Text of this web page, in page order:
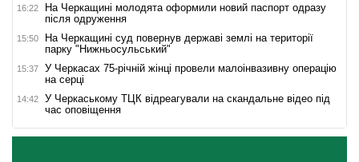
16:22
На Черкащині молодята оформили новий паспорт одразу
після одруження
15:50
На Черкащині суд повернув державі землі на території
парку "Нижньосульський"
15:37
У Черкасах 75-річній жінці провели малоінвазивну операцію
на серці
14:42
У Черкаському ТЦК відреагували на скандальне відео під
час оповіщення